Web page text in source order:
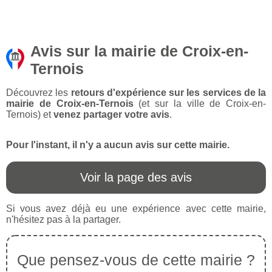
Avis sur la mairie de Croix-en-
Ternois
Découvrez les retours d'expérience sur les services de la
mairie de Croix-en-Ternois(et sur la ville de Croix-en-
Ternois) etvenez partager votre avis.
Pour l'instant, il n'y a aucun avis sur cette mairie.
Voir la page des avis
Si vous avez déjà eu une expérience avec cette mairie,
n'hésitez pas à la partager.
Que pensez-vous de cette mairie ?